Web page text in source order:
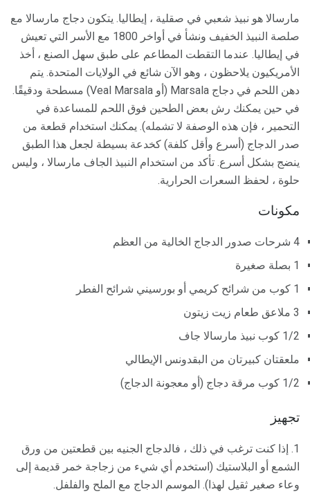
مارسالا هو نبيذ شعبي في صقلية ، إيطاليا. يتكون دجاج مارسالا مع
صلصة النبيذ الخفيف ونشأ في أواخر 1800 مع الأسر التي تعيش
في إيطاليا. عندما التقطت المطاعم على طبق سهل الصنع ، أخذ
الأمريكيون يلاحظون ، وهو الآن شائع في الولايات المتحدة. يتم
دهن اللحم في دجاج Marsala (أو Veal Marsala) مسطحة ودقيقًا.
في حين يمكنك رش بعض الطحين فوق اللحم للمساعدة في
التحمير ، فإن هذه الوصفة لا تشمله). يمكنك استخدام قطعة من
صدر الدجاج (أسرع وأقل كلفة) كخدعة بسيطة لجعل هذا الطبق
ينضج بشكل أسرع. تأكد من استخدام النبيذ الجاف مارسالا ، وليس
حلوة ، لحفظ السعرات الحرارية.
مكونات
4 شرحات صدور الدجاج الخالية من العظم
1 بصلة صغيرة
1 كوب من شرائح كريمي أو بورسيني شرائح الفطر
3 ملاعق طعام زيت زيتون
1/2 كوب نبيذ مارسالا جاف
ملعقتان كبيرتان من البقدونس الإيطالي
1/2 كوب مرقة دجاج (أو معجونة الدجاج)
تجهيز
1. إذا كنت ترغب في ذلك ، فالدجاج الجنيه بين قطعتين من ورق
الشمع أو البلاستيك (استخدم أي شيء من زجاجة خمر قديمة إلى
وعاء صغير ثقيل لهذا). الموسم الدجاج مع الملح والفلفل.